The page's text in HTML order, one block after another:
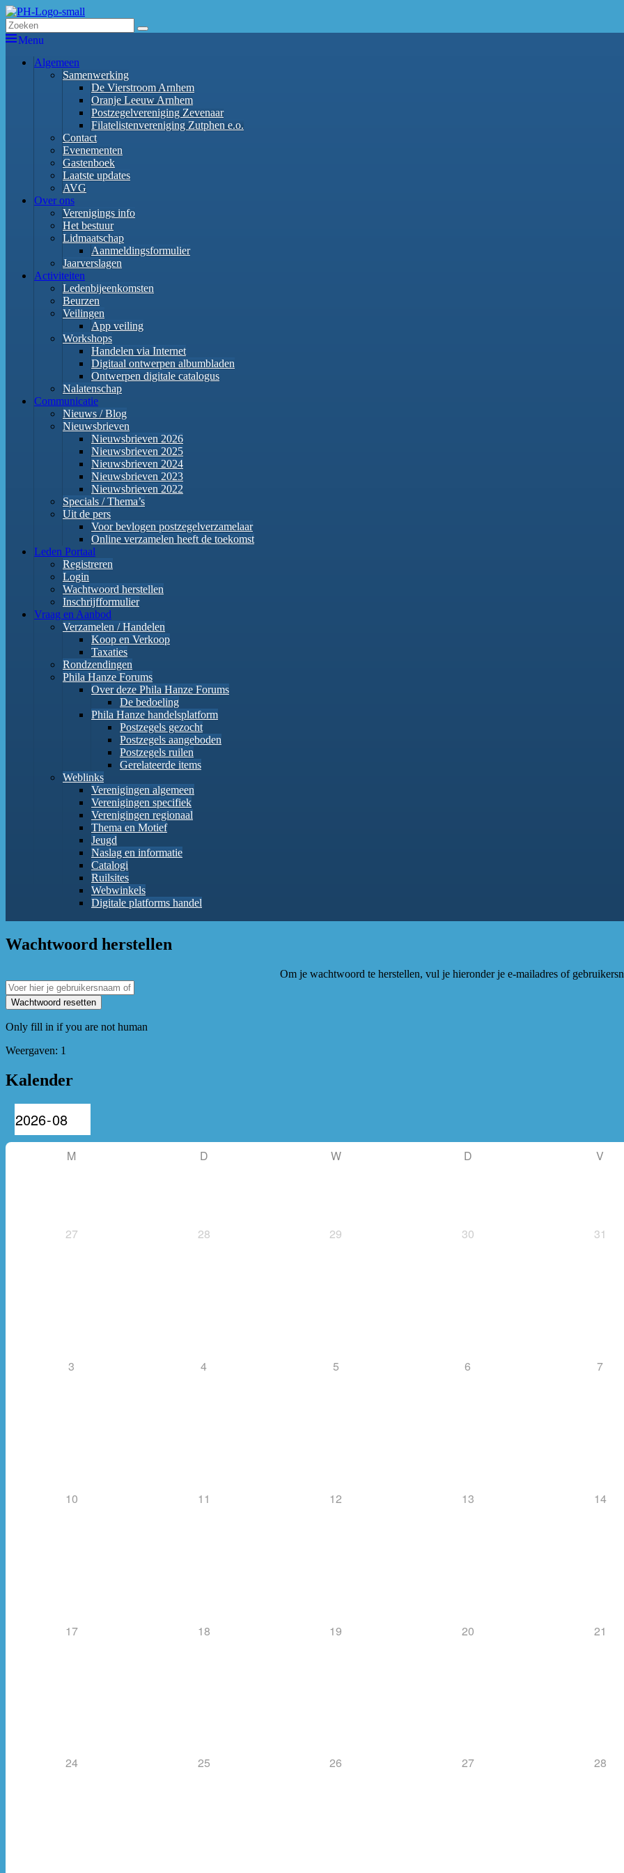
Ga
naar
de
PhilaHanze
Welkom op de website van Postzegelvereniging PhilaHanze.
Zoeken
naar:
Zoeken
Menu
PrimairAlgemeen
Samenwerking
De Vierstroom Arnhem
Oranje Leeuw Arnhem
Postzegelvereniging Zevenaar
Filatelistenvereniging Zutphen e.o.
Contact
Evenementen
Gastenboek
Laatste updates
AVG
Over ons
Verenigings info
Het bestuur
Lidmaatschap
Aanmeldingsformulier
Jaarverslagen
Activiteiten
Ledenbijeenkomsten
Beurzen
Veilingen
App veiling
Workshops
Handelen via Internet
Digitaal ontwerpen albumbladen
Ontwerpen digitale catalogus
Nalatenschap
Communicatie
Nieuws / Blog
Nieuwsbrieven
Nieuwsbrieven 2026
Nieuwsbrieven 2025
Nieuwsbrieven 2024
Nieuwsbrieven 2023
Nieuwsbrieven 2022
Specials / Thema’s
Uit de pers
Voor bevlogen postzegelverzamelaar
Online verzamelen heeft de toekomst
Leden Portaal
Registreren
Login
Wachtwoord herstellen
Inschrijfformulier
Vraag en Aanbod
Verzamelen / Handelen
Koop en Verkoop
Taxaties
Rondzendingen
Phila Hanze Forums
Over deze Phila Hanze Forums
De bedoeling
Phila Hanze handelsplatform
Postzegels gezocht
Postzegels aangeboden
Postzegels ruilen
Gerelateerde items
Weblinks
Verenigingen algemeen
Verenigingen specifiek
Verenigingen regionaal
Thema en Motief
Jeugd
Naslag en informatie
Catalogi
Ruilsites
Webwinkels
Digitale platforms handel
Wachtwoord herstellen
Om je wachtwoord te herstellen, vul je hieronder je e-mailadres of
Only fill in if you are not human
Weergaven: 1
Primaire
widget
gebied
Kalender
M D W D V
27 28 29 30 31
3 4 5 6 7
10 11 12 13 14
17 18 19 20 21
24 25 26 27 28